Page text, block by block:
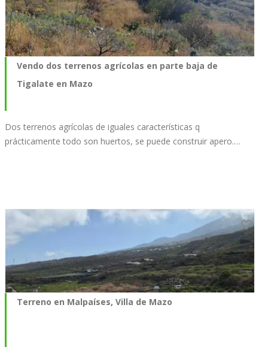
Vendo dos terrenos agrícolas en parte baja de
Tigalate en Mazo
Dos terrenos agrícolas de iguales características q
prácticamente todo son huertos, se puede construir apero.…
Terreno en Malpaíses, Villa de Mazo